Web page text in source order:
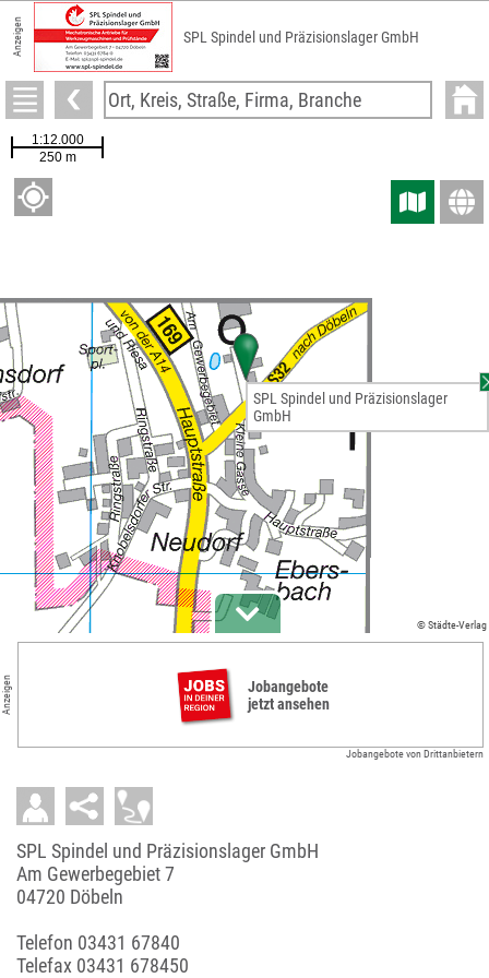
Anzeigen SPL Spindel und Präzisionslager GmbH
© Städte-Verlag
SPL Spindel und Präzisionslager
GmbH
Anzeigen
Jobangebote
jetzt ansehen
Jobangebote von Drittanbietern
SPL Spindel und Präzisionslager GmbH
Am Gewerbegebiet 7
04720 Döbeln
Telefon 03431 67840
Telefax 03431 678450